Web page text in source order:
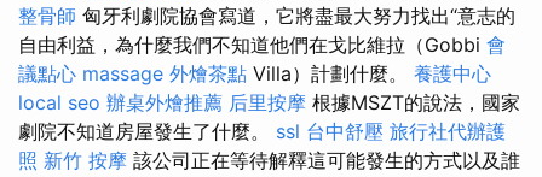
整骨師 匈牙利劇院協會寫道，它將盡最大努力找出“意志的
自由利益，為什麼我們不知道他們在戈比維拉（Gobbi 會
議點心 massage 外燴茶點 Villa）計劃什麼。 養護中心
local seo 辦桌外燴推薦 后里按摩 根據MSZT的說法，國家
劇院不知道房屋發生了什麼。 ssl 台中舒壓 旅行社代辦護
照 新竹 按摩 該公司正在等待解釋這可能發生的方式以及誰